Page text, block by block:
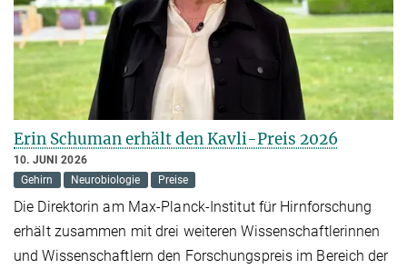
Erin Schuman erhält den Kavli-Preis 2026
10. JUNI 2026
Gehirn
Neurobiologie Preise
Die Direktorin am Max-Planck-Institut für Hirnforschung
erhält zusammen mit drei weiteren Wissenschaftlerinnen
und Wissenschaftlern den Forschungspreis im Bereich der